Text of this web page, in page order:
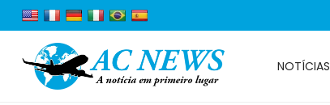
NOTÍCIAS